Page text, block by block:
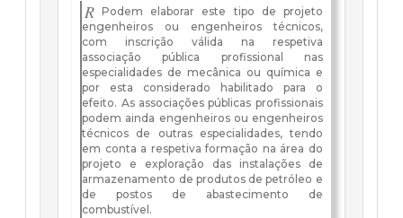
R Podem elaborar este tipo de projeto
engenheiros ou engenheiros técnicos,
com inscrição válida na respetiva
associação pública profissional nas
especialidades de mecânica ou química e
por esta considerado habilitado para o
efeito. As associações públicas profissionais
podem ainda engenheiros ou engenheiros
técnicos de outras especialidades, tendo
em conta a respetiva formação na área do
projeto e exploração das instalações de
armazenamento de produtos de petróleo e
de postos de abastecimento de
combustível.